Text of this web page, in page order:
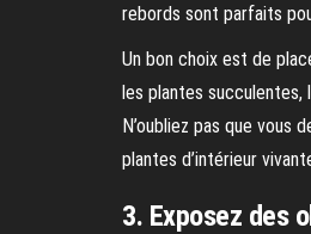
rebords sont parfaits
Un bon choix est de
les plantes succulentes,
N’oubliez pas que vous
plantes d’intérieur
3. Exposez des